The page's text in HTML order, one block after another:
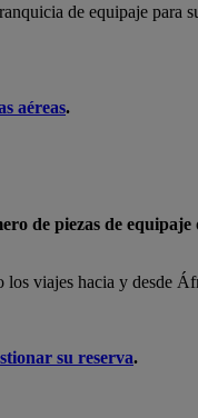
de equipaje para
aéreas.
de piezas de equipaje
los viajes hacia y desde
su reserva.